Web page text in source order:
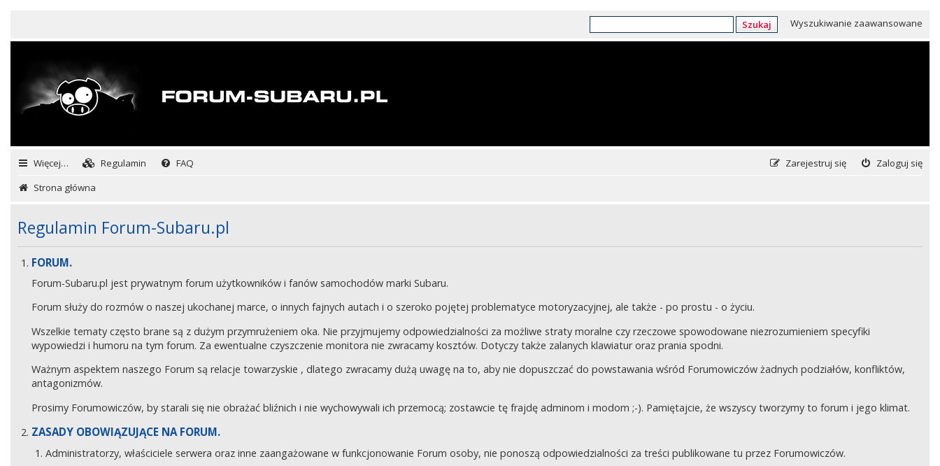
Szukaj Wyszukiwanie zaawansowane
Więcej… Regulamin FAQ Zaloguj się
Zarejestruj się
Strona główna
Regulamin Forum-Subaru.pl
FORUM.
Forum-Subaru.pl jest prywatnym forum użytkowników i fanów samochodów marki Subaru.
Forum służy do rozmów o naszej ukochanej marce, o innych fajnych autach i o szeroko pojętej problematyce motoryzacyjnej, ale także - po prostu - o życiu.
Wszelkie tematy często brane są z dużym przymrużeniem oka. Nie przyjmujemy odpowiedzialności za możliwe straty moralne czy rzeczowe spowodowane niezrozumieniem specyfiki
wypowiedzi i humoru na tym forum. Za ewentualne czyszczenie monitora nie zwracamy kosztów. Dotyczy także zalanych klawiatur oraz prania spodni.
Ważnym aspektem naszego Forum są relacje towarzyskie , dlatego zwracamy dużą uwagę na to, aby nie dopuszczać do powstawania wśród Forumowiczów żadnych podziałów, konfliktów,
antagonizmów.
Prosimy Forumowiczów, by starali się nie obrażać bliźnich i nie wychowywali ich przemocą; zostawcie tę frajdę adminom i modom ;-). Pamiętajcie, że wszyscy tworzymy to forum i jego klimat.
ZASADY OBOWIĄZUJĄCE NA FORUM.
Administratorzy, właściciele serwera oraz inne zaangażowane w funkcjonowanie Forum osoby, nie ponoszą odpowiedzialności za treści publikowane tu przez Forumowiczów.